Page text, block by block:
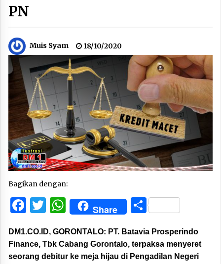
PN
Muis Syam 18/10/2020
Bagikan dengan:
Facebook
Twitter
WhatsApp
Share Share
DM1.CO.ID, GORONTALO: PT. Batavia Prosperindo
Finance, Tbk Cabang Gorontalo, terpaksa menyeret
seorang debitur ke meja hijau di Pengadilan Negeri